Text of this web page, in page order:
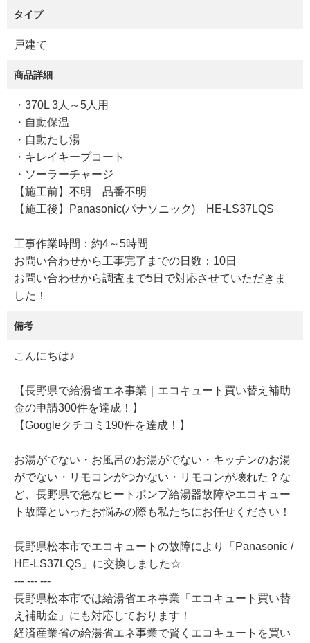
タイプ
戸建て
商品詳細
・370L 3人～5人用
・自動保温
・自動たし湯
・キレイキープコート
・ソーラーチャージ
【施工前】不明 品番不明
【施工後】Panasonic(パナソニック) HE-LS37LQS
工事作業時間：約4～5時間
お問い合わせから工事完了までの日数：10日
お問い合わせから調査まで5日で対応させていただきま
した！
備考
こんにちは♪
【長野県で給湯省エネ事業｜エコキュート買い替え補助
金の申請300件を達成！】
【Googleクチコミ190件を達成！】
お湯がでない・お風呂のお湯がでない・キッチンのお湯
がでない・リモコンがつかない・リモコンが壊れた？な
ど、長野県で急なヒートポンプ給湯器故障やエコキュー
ト故障といったお悩みの際も私たちにお任せください！
長野県松本市でエコキュートの故障により「Panasonic /
HE-LS37LQS」に交換しました☆
--- --- ---
長野県松本市では給湯省エネ事業「エコキュート買い替
え補助金」にも対応しております！
経済産業省の給湯省エネ事業で賢くエコキュートを買い